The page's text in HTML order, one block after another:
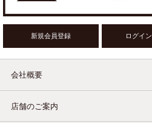
新規会員登録 ログイン
会社概要
店舗のご案内